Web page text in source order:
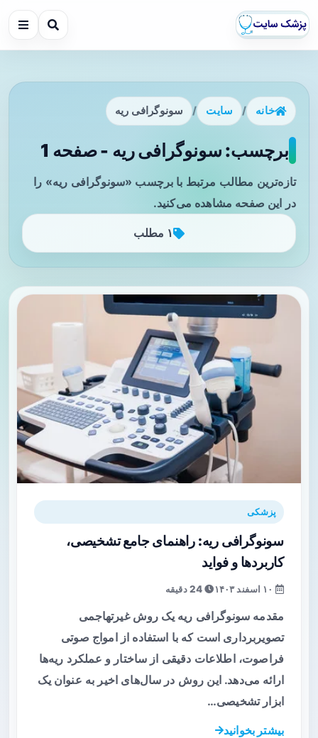
خانه / سایت / سونوگرافی ریه
برچسب: سونوگرافی ریه - صفحه 1
تازه‌ترین مطالب مرتبط با برچسب «سونوگرافی ریه» را
در این صفحه مشاهده می‌کنید.
۱ مطلب
پزشکی
سونوگرافی ریه: راهنمای جامع تشخیصی،
کاربردها و فواید
24 دقیقه
مقدمه سونوگرافی ریه یک روش غیرتهاجمی
تصویربرداری است که با استفاده از امواج صوتی
فراصوت، اطلاعات دقیقی از ساختار و عملکرد ریه‌ها
ارائه می‌دهد. این روش در سال‌های اخیر به عنوان یک
ابزار تشخیصی…
بیشتر بخوانید